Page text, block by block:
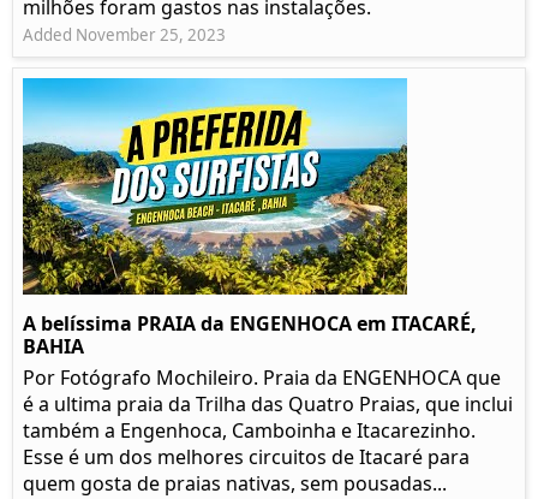
milhões foram gastos nas instalações.
Added November 25, 2023
A belíssima PRAIA da ENGENHOCA em ITACARÉ,
BAHIA
Por Fotógrafo Mochileiro. Praia da ENGENHOCA que
é a ultima praia da Trilha das Quatro Praias, que inclui
também a Engenhoca, Camboinha e Itacarezinho.
Esse é um dos melhores circuitos de Itacaré para
quem gosta de praias nativas, sem pousadas...